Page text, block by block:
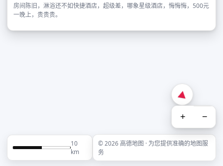
房间陈旧，淋浴还不如快捷酒店，超级差，哪象星级酒店，悔悔悔，500元
一晚上，贵贵贵。
+ −
10
km
© 2026 高德地图 · 为您提供准确的地图服
务